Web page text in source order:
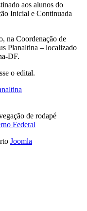
aos alunos do
Inicial e Continuada
na Coordenação de
Planaltina – localizado
DF.
o edital.
de rodapé
Joomla